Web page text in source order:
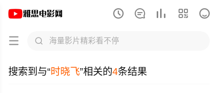
    
 
搜索到与“时晓飞”相关的4条结果